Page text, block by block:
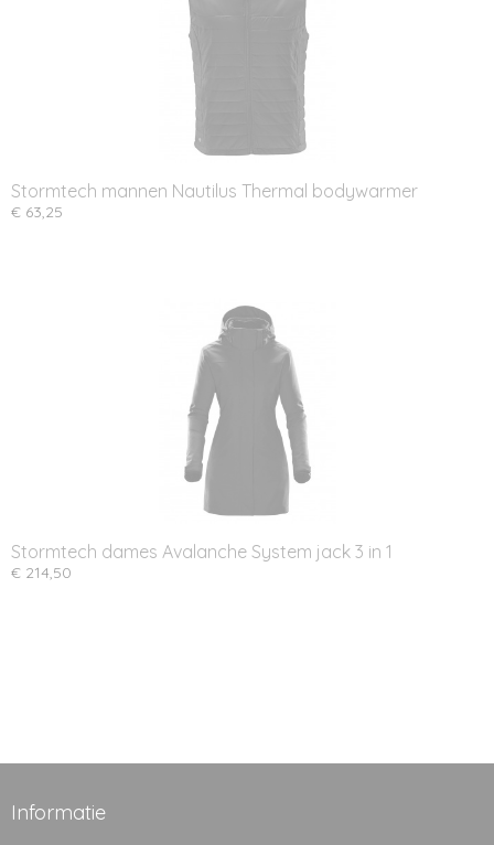
Stormtech mannen Nautilus Thermal bodywarmer
€ 63,25
Stormtech dames Avalanche System jack 3 in 1
€ 214,50
Informatie